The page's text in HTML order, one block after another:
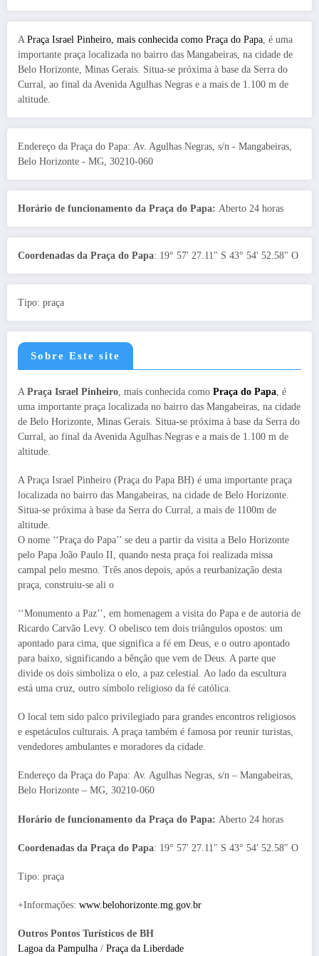
A Praça Israel Pinheiro, mais conhecida como Praça do Papa , é uma
importante praça localizada no bairro das Mangabeiras, na cidade de
Belo Horizonte, Minas Gerais. Situa-se próxima à base da Serra do
Curral, ao final da Avenida Agulhas Negras e a mais de 1.100 m de
altitude.
Endereço da Praça do Papa: Av. Agulhas Negras, s/n - Mangabeiras,
Belo Horizonte - MG, 30210-060
Horário de funcionamento da Praça do Papa: Aberto 24 horas
Coordenadas da Praça do Papa: 19° 57' 27.11" S 43° 54' 52.58" O
Tipo: praça
Sobre Este site
A Praça Israel Pinheiro , mais conhecida como Praça do Papa , é
uma importante praça localizada no bairro das Mangabeiras, na cidade
de Belo Horizonte, Minas Gerais. Situa-se próxima à base da Serra do
Curral, ao final da Avenida Agulhas Negras e a mais de 1.100 m de
altitude.
A Praça Israel Pinheiro (Praça do Papa BH) é uma importante praça
localizada no bairro das Mangabeiras, na cidade de Belo Horizonte.
Situa-se próxima à base da Serra do Curral, a mais de 1100m de
altitude.
O nome ‘‘Praça do Papa’’ se deu a partir da visita a Belo Horizonte
pelo Papa João Paulo II, quando nesta praça foi realizada missa
campal pelo mesmo. Três anos depois, após a reurbanização desta
praça, construiu-se ali o
‘‘Monumento a Paz’’, em homenagem a visita do Papa e de autoria de
Ricardo Carvão Levy. O obelisco tem dois triângulos opostos: um
apontado para cima, que significa a fé em Deus, e o outro apontado
para baixo, significando a bênção que vem de Deus. A parte que
divide os dois simboliza o elo, a paz celestial. Ao lado da escultura
está uma cruz, outro símbolo religioso da fé católica.
O local tem sido palco privilegiado para grandes encontros religiosos
e espetáculos culturais. A praça também é famosa por reunir turistas,
vendedores ambulantes e moradores da cidade.
Endereço da Praça do Papa: Av. Agulhas Negras, s/n – Mangabeiras,
Belo Horizonte – MG, 30210-060
Horário de funcionamento da Praça do Papa: Aberto 24 horas
Coordenadas da Praça do Papa: 19° 57′ 27.11″ S 43° 54′ 52.58″ O
Tipo: praça
+Informações: www.belohorizonte.mg.gov.br
Outros Pontos Turísticos de BH
Lagoa da Pampulha / Praça da Liberdade